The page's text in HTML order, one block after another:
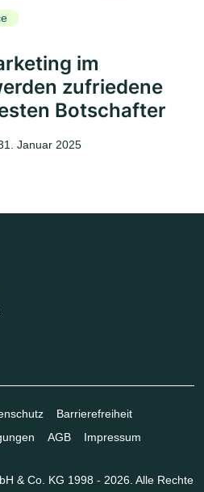
im
zufriedene
Botschafter
Januar 2025
Barrierefreiheit
AGB Impressum
& Co. KG 1998 - 2026. Alle Rechte